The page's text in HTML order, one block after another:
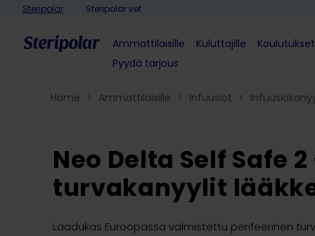
Skip to content
Steripolar Steripolar vet
Ammattilaisille Kuluttajille Koulutukset
Pyydä tarjous
Home > Ammattilaisille > Infuusiot >
Neo Delta Self Safe
turvakanyylit
Laadukas Euroopassa valmistettu perifeerinen